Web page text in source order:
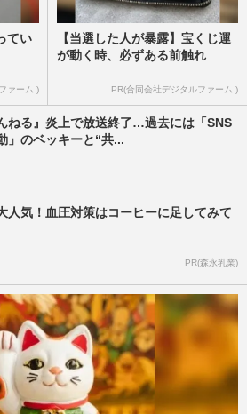
てい
ァーム )
【当選した人が暴露】宝くじ運
が動く時、必ずある前触れ
PR(合同会社デジタルファーム )
ねる』炎上で放送終了…過去には「SNS
」のベッキーと“共...
人気！血圧対策はコーヒーに足してみて
PR(森永乳業)